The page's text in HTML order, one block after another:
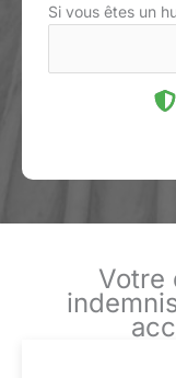
Si vous êtes un
Votre